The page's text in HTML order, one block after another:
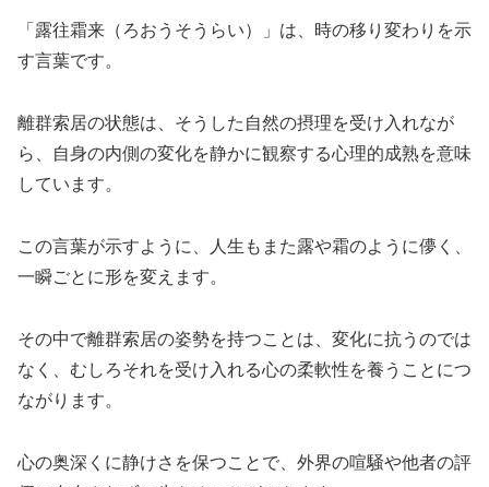
「露往霜来（ろおうそうらい）」は、時の移り変わりを示
す言葉です。
離群索居の状態は、そうした自然の摂理を受け入れなが
ら、自身の内側の変化を静かに観察する心理的成熟を意味
しています。
この言葉が示すように、人生もまた露や霜のように儚く、
一瞬ごとに形を変えます。
その中で離群索居の姿勢を持つことは、変化に抗うのでは
なく、むしろそれを受け入れる心の柔軟性を養うことにつ
ながります。
心の奥深くに静けさを保つことで、外界の喧騒や他者の評